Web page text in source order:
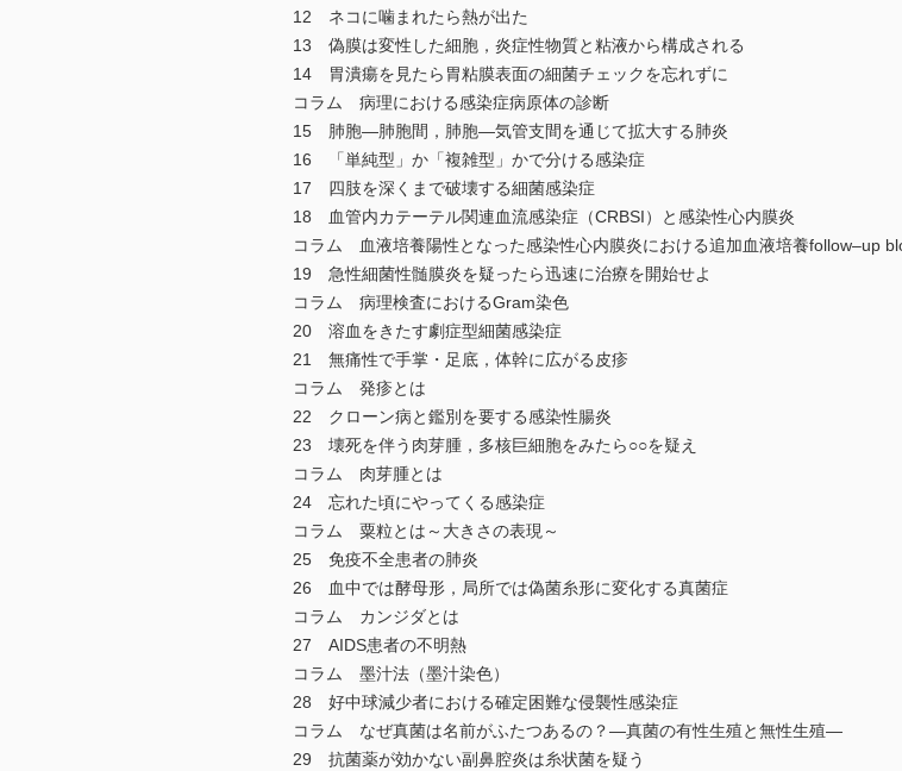
12 ネコに噛まれたら熱が出た
13 偽膜は変性した細胞，炎症性物質と粘液から構成される
14 胃潰瘍を見たら胃粘膜表面の細菌チェックを忘れずに
コラム 病理における感染症病原体の診断
15 肺胞—肺胞間，肺胞—気管支間を通じて拡大する肺炎
16 「単純型」か「複雑型」かで分ける感染症
17 四肢を深くまで破壊する細菌感染症
18 血管内カテーテル関連血流感染症（CRBSI）と感染性心内膜炎
コラム 血液培養陽性となった感染性心内膜炎における追加血液培養follow‒up
19 急性細菌性髄膜炎を疑ったら迅速に治療を開始せよ
コラム 病理検査におけるGram染色
20 溶血をきたす劇症型細菌感染症
21 無痛性で手掌・足底，体幹に広がる皮疹
コラム 発疹とは
22 クローン病と鑑別を要する感染性腸炎
23 壊死を伴う肉芽腫，多核巨細胞をみたら○○を疑え
コラム 肉芽腫とは
24 忘れた頃にやってくる感染症
コラム 粟粒とは～大きさの表現～
25 免疫不全患者の肺炎
26 血中では酵母形，局所では偽菌糸形に変化する真菌症
コラム カンジダとは
27 AIDS患者の不明熱
コラム 墨汁法（墨汁染色）
28 好中球減少者における確定困難な侵襲性感染症
コラム なぜ真菌は名前がふたつあるの？—真菌の有性生殖と無性生殖—
29 抗菌薬が効かない副鼻腔炎は糸状菌を疑う